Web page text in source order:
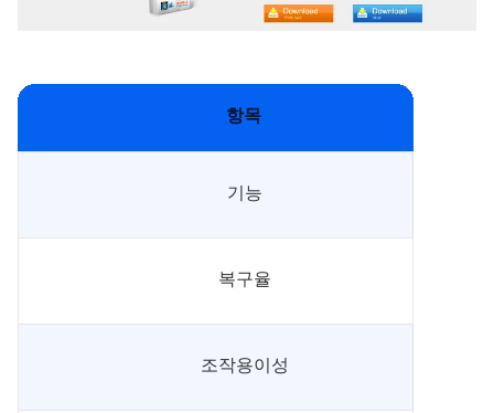
항목
기능
복구율
조작용이성